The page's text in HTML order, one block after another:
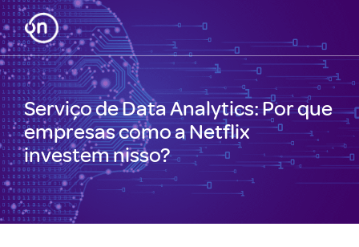
Serviço de Data Analytics: Por que
empresas como a Netflix
investem nisso?